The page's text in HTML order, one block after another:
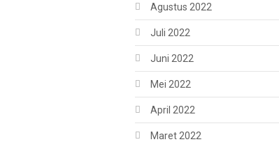
Agustus 2022
Juli 2022
Juni 2022
Mei 2022
April 2022
Maret 2022